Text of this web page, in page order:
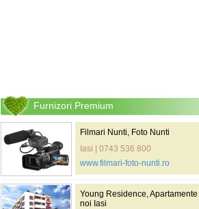
Furnizori Premium
Filmari Nunti, Foto Nunti
Iasi | 0743 536 800
www.filmari-foto-nunti.ro
Young Residence, Apartamente
noi Iasi